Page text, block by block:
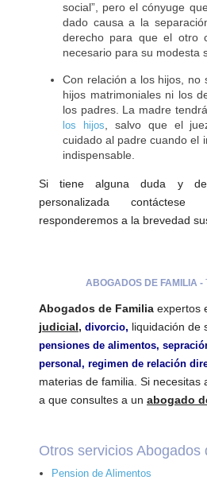
social”, pero el cónyuge
dado causa a la
derecho para que el otro
necesario para su modesta
Con relación a los hijos, no
hijos matrimoniales ni los
los padres. La madre
los hijos , salvo que el
cuidado al padre cuando el
indispensable.
Si tiene alguna duda y
personalizada
responderemos a la brevedad
ABOGADOS DE FAMILIA -
Abogados de Familia expertos
judicial, divorcio, liquidación de
pensiones de alimentos,
personal , regimen de relación
materias de familia. Si necesitas
a que consultes a un abogado
Otros servicios Abogados
Pension de Alimentos